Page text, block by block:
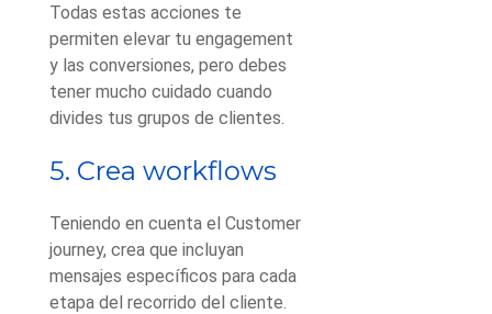
Todas estas acciones te
permiten elevar tu engagement
y las conversiones, pero debes
tener mucho cuidado cuando
divides tus grupos de clientes.
5. Crea workflows
Teniendo en cuenta el Customer
journey, crea que incluyan
mensajes específicos para cada
etapa del recorrido del cliente.